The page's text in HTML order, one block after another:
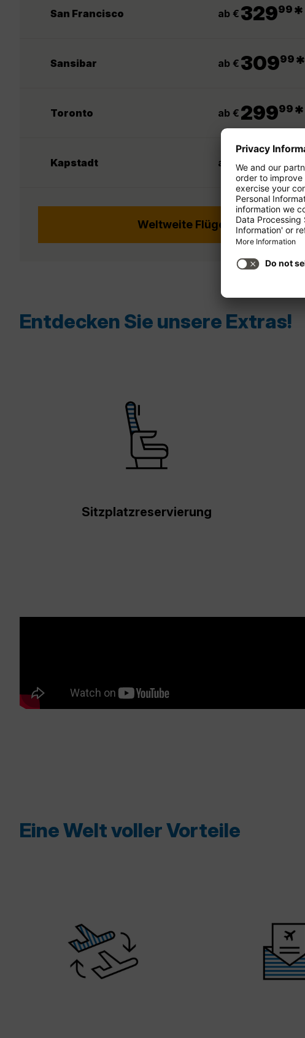
San Francisco ab € 32999 *
Sansibar ab € 30999 *
Toronto ab € 29999 *
Kapstadt ab €329. *
Weltweite Flüge entdecken
Entdecken Sie unsere Extras!
Sitzplatzreservierung
Eine Welt voller Vorteile